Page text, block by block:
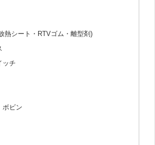
熱シート・RTVゴム・離型剤)
ッチ
ボビン